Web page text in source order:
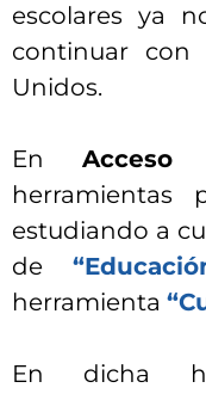
escolares ya
continuar con
Unidos.
En Acceso
herramientas
estudiando a
de
herramienta
En dicha